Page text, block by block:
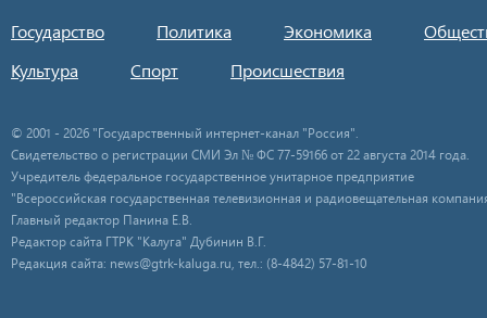
Государство Политика Экономика
Культура
Спорт Происшествия
© 2001 - 2026 "Государственный интернет-канал "Россия".
Свидетельство о регистрации СМИ Эл № ФС 77-59166 от 22 августа 2014 года.
Учредитель федеральное государственное унитарное предприятие
"Всероссийская государственная телевизионная и радиовещательная
Главный редактор Панина Е.В.
Редактор сайта ГТРК "Калуга" Дубинин В.Г.
Редакция сайта: news@gtrk-kaluga.ru, тел.: (8-4842) 57-81-10